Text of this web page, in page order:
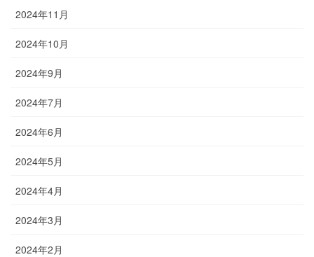
2024年11月
2024年10月
2024年9月
2024年7月
2024年6月
2024年5月
2024年4月
2024年3月
2024年2月